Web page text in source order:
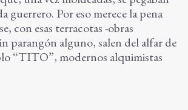
guerrero. Por eso merece la pena
con esas terracotas -obras
parangón alguno, salen del alfar de
“TITO”, modernos alquimistas